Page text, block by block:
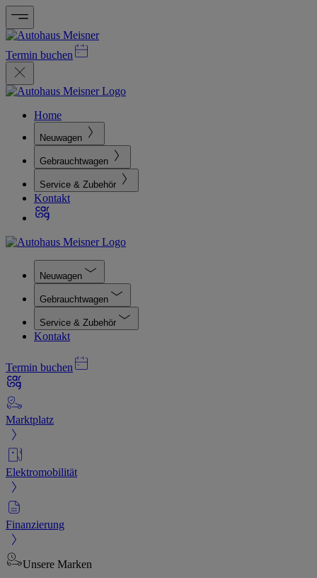
Termin buchen
Home
Neuwagen
Gebrauchtwagen
Service & Zubehör
Kontakt
Neuwagen
Gebrauchtwagen
Service & Zubehör
Kontakt
Termin buchen
Marktplatz
Elektromobilität
Finanzierung
Unsere Marken